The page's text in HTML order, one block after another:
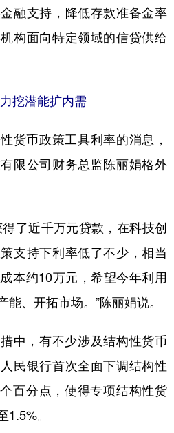
融支持，降低存款准备金率
构面向特定领域的信贷供给
挖潜能扩内需
币政策工具利率的消息，
限公司财务总监陈丽娟格外
了近千万元贷款，在科技创
支持下利率低了不少，相当
本约10万元，希望今年利用
、开拓市场。”陈丽娟说。
，有不少涉及结构性货币
民银行首次全面下调结构性
百分点，使得专项结构性货
1.5%。